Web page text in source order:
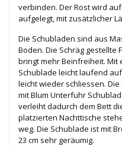
verbinden. Der Rost wird
aufgelegt, mit zusätzlicher
Die Schubladen sind aus
Boden. Die Schräg gestellte
bringt mehr Beinfreiheit. Mit
Schublade leicht laufend
leicht wieder schliessen.
mit Blum Unterfuhr
verleiht dadurch dem Bett
platzierten Nachttische
weg. Die Schublade ist mit
23 cm sehr geräumig.